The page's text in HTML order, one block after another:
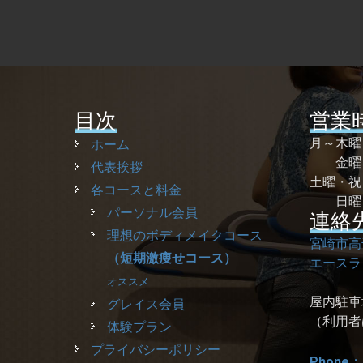
目次
ホーム
代表挨拶
各コースと料金
パーソナル会員
理想のボディメイクコース
（短期激痩せコース）
オススメ
グレイス会員
体験プラン
プライバシーポリシー
営業
月～木
金曜
土曜・
日曜
連絡
宮崎市
エース
屋内駐
（利用